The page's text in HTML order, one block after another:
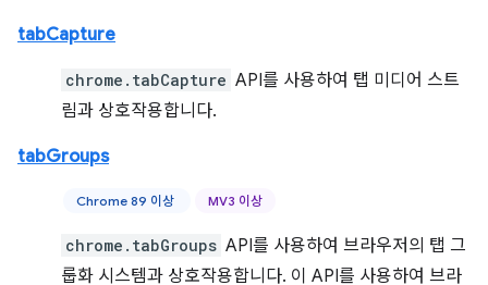
tabCapture
chrome.tabCapture API를 사용하여 탭 미디어 스트
림과 상호작용합니다.
tabGroups
Chrome 89 이상 MV3 이상
chrome.tabGroups API를 사용하여 브라우저의 탭 그
룹화 시스템과 상호작용합니다. 이 API를 사용하여 브라